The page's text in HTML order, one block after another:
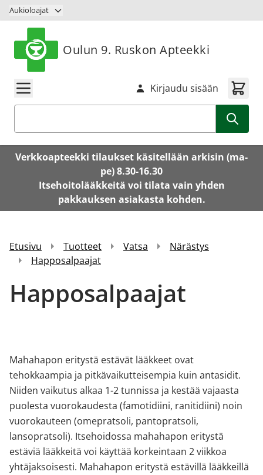
Siirry sisältöön
Aukioloajat
Oulun 9. Ruskon Apteekki
Kirjaudu sisään
Verkkoapteekki tilaukset käsitellään arkisin (ma-
pe) 8.30-16.30
Itsehoitolääkkeitä voi tilata vain yhden
pakkauksen asiakasta kohden.
Etusivu Tuotteet Vatsa
Närästys
Happosalpaajat
Happosalpaajat
Mahahapon eritystä estävät lääkkeet ovat
tehokkaampia ja pitkävaikutteisempia kuin antasidit.
Niiden vaikutus alkaa 1-2 tunnissa ja kestää vajaasta
puolesta vuorokaudesta (famotidiini, ranitidiini) noin
vuorokauteen (omepratsoli, pantopratsoli,
lansopratsoli). Itsehoidossa mahahapon eritystä
estäviä lääkkeitä voi käyttää korkeintaan 2 viikkoa
yhtäjaksoisesti. Mahahapon eritystä estävillä lääkkeillä